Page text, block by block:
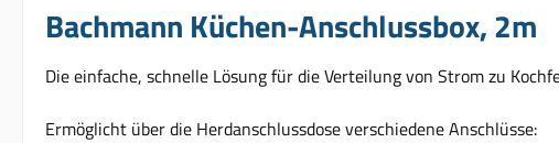
Bachmann Küchen-Anschlussbox, 2m
Die einfache, schnelle Lösung für die Verteilung von Strom zu
Ermöglicht über die Herdanschlussdose verschiedene Anschlüsse: